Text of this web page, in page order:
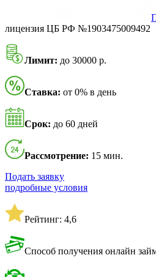
лицензия ЦБ РФ №1903475009492
Лимит: до 30000 р.
Ставка: от 0% в день
Срок: до 60 дней
Рассмотрение: 15 мин.
Подать заявку
подробные условия
Рейтинг: 4,6
Способ получения онлайн